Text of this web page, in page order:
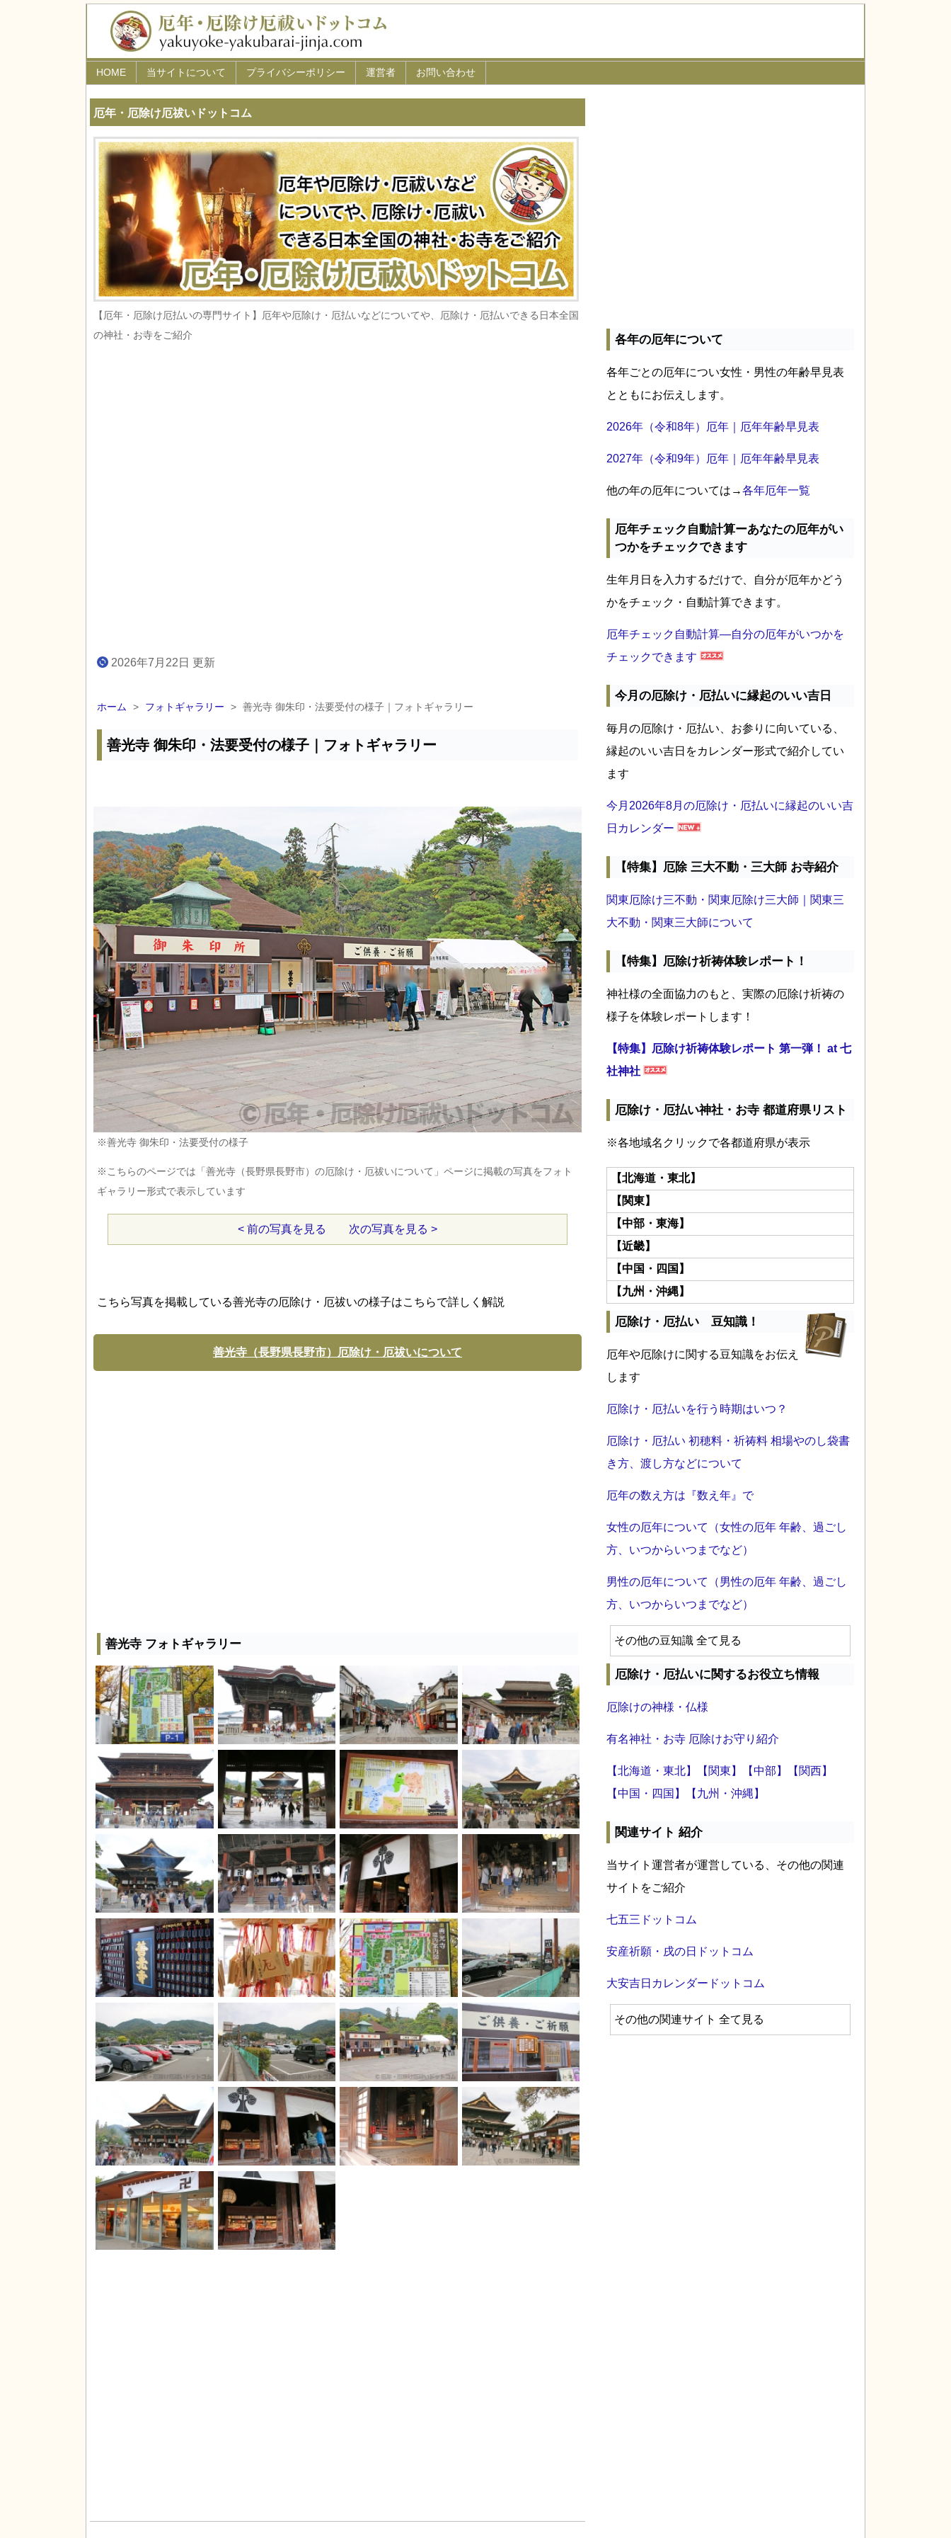
厄年・厄除け厄祓いドットコム
【厄年・厄除け厄払いの専門サイト】厄年や厄除け・厄払いなどについてや、厄除け・厄払いできる日本全国
の神社・お寺をご紹介
2026年7月22日 更新
ホーム > フォトギャラリー > 善光寺 御朱印・法要受付の様子｜フォトギャラリー
善光寺 御朱印・法要受付の様子｜フォトギャラリー
※善光寺 御朱印・法要受付の様子
※こちらのページでは「善光寺（長野県長野市）の厄除け・厄祓いについて」ページに掲載の写真をフォト
ギャラリー形式で表示しています
< 前の写真を見る 次の写真を見る >
こちら写真を掲載している善光寺の厄除け・厄祓いの様子はこちらで詳しく解説
善光寺（長野県長野市）厄除け・厄祓いについて
善光寺 フォトギャラリー
各年の厄年について
各年ごとの厄年につい女性・男性の年齢早見表
とともにお伝えします。
2026年（令和8年）厄年｜厄年年齢早見表
2027年（令和9年）厄年｜厄年年齢早見表
他の年の厄年については→各年厄年一覧
厄年チェック自動計算ーあなたの厄年がい
つかをチェックできます
生年月日を入力するだけで、自分が厄年かどう
かをチェック・自動計算できます。
厄年チェック自動計算―自分の厄年がいつかを
チェックできます
今月の厄除け・厄払いに縁起のいい吉日
毎月の厄除け・厄払い、お参りに向いている、
縁起のいい吉日をカレンダー形式で紹介してい
ます
今月2026年8月の厄除け・厄払いに縁起のいい吉
日カレンダー
【特集】厄除 三大不動・三大師 お寺紹介
関東厄除け三不動・関東厄除け三大師｜関東三
大不動・関東三大師について
【特集】厄除け祈祷体験レポート！
神社様の全面協力のもと、実際の厄除け祈祷の
様子を体験レポートします！
【特集】厄除け祈祷体験レポート 第一弾！ at 七
社神社
厄除け・厄払い神社・お寺 都道府県リスト
※各地域名クリックで各都道府県が表示
【北海道・東北】
【関東】
【中部・東海】
【近畿】
【中国・四国】
【九州・沖縄】
厄除け・厄払い 豆知識！
厄年や厄除けに関する豆知識をお伝え
します
厄除け・厄払いを行う時期はいつ？
厄除け・厄払い 初穂料・祈祷料 相場やのし袋書
き方、渡し方などについて
厄年の数え方は『数え年』で
女性の厄年について（女性の厄年 年齢、過ごし
方、いつからいつまでなど）
男性の厄年について（男性の厄年 年齢、過ごし
方、いつからいつまでなど）
その他の豆知識 全て見る
厄除け・厄払いに関するお役立ち情報
厄除けの神様・仏様
有名神社・お寺 厄除けお守り紹介
【北海道・東北】 【関東】 【中部】
【関西】
【中国・四国】
【九州・沖縄】
関連サイト 紹介
当サイト運営者が運営している、その他の関連
サイトをご紹介
七五三ドットコム
安産祈願・戌の日ドットコム
大安吉日カレンダードットコム
その他の関連サイト 全て見る
HOME 当サイトについて プライバシーポリシー 運営者 お問い合わせ